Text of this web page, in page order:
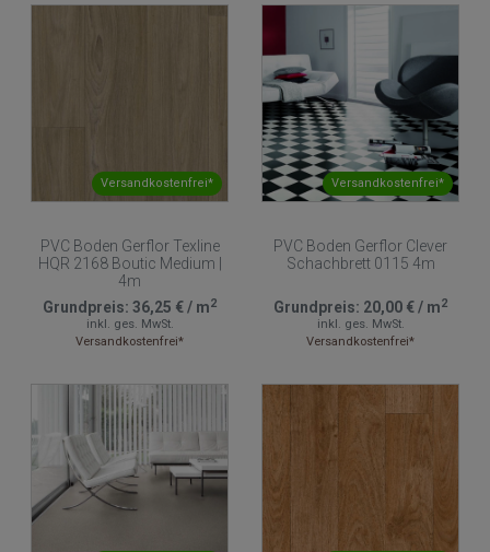
Versandkostenfrei*
PVC Boden Gerflor Texline
HQR 2168 Boutic Medium |
4m
Grundpreis: 36,25 €/ m2
inkl. ges. MwSt.
Versandkostenfrei*
Versandkostenfrei*
PVC Boden Gerflor Clever
Schachbrett 0115 4m
Grundpreis: 20,00 €/ m2
inkl. ges. MwSt.
Versandkostenfrei*